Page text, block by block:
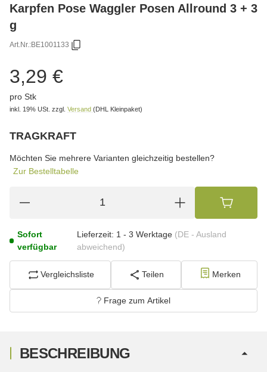
Karpfen Pose Waggler Posen Allround 3 + 3
g
Art.Nr.:BE1001133
3,29 €
pro Stk
inkl. 19% USt. zzgl. Versand (DHL Kleinpaket)
TRAGKRAFT
Möchten Sie mehrere Varianten gleichzeitig bestellen?
Zur Bestelltabelle
Sofort
verfügbar
Lieferzeit: 1 - 3 Werktage (DE - Ausland
abweichend)
Vergleichsliste Teilen Merken
Frage zum Artikel
BESCHREIBUNG